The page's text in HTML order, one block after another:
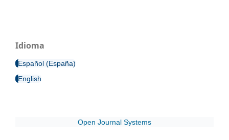
Idioma
Español (España)
English
Open Journal Systems